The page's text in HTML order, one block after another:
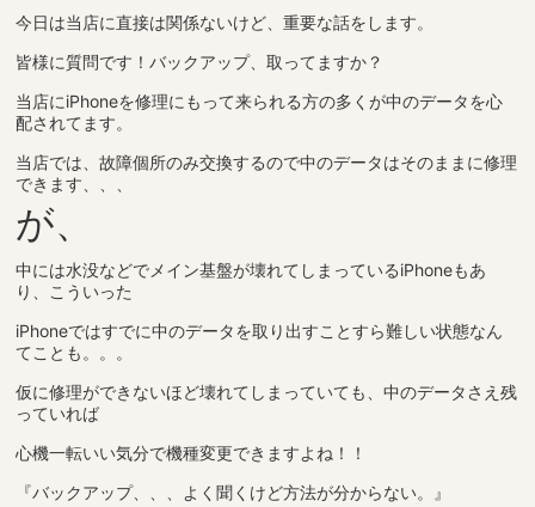
今日は当店に直接は関係ないけど、重要な話をします。
皆様に質問です！バックアップ、取ってますか？
当店にiPhoneを修理にもって来られる方の多くが中のデータを心
配されてます。
当店では、故障個所のみ交換するので中のデータはそのままに修理
できます、、、
が、
中には水没などでメイン基盤が壊れてしまっているiPhoneもあ
り、こういった
iPhoneではすでに中のデータを取り出すことすら難しい状態なん
てことも。。。
仮に修理ができないほど壊れてしまっていても、中のデータさえ残
っていれば
心機一転いい気分で機種変更できますよね！！
『バックアップ、、、よく聞くけど方法が分からない。』